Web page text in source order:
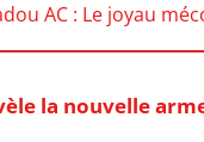
AC : Le joyau
la nouvelle